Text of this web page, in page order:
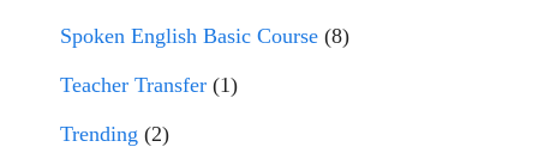
Spoken English Basic Course (8)
Teacher Transfer (1)
Trending (2)